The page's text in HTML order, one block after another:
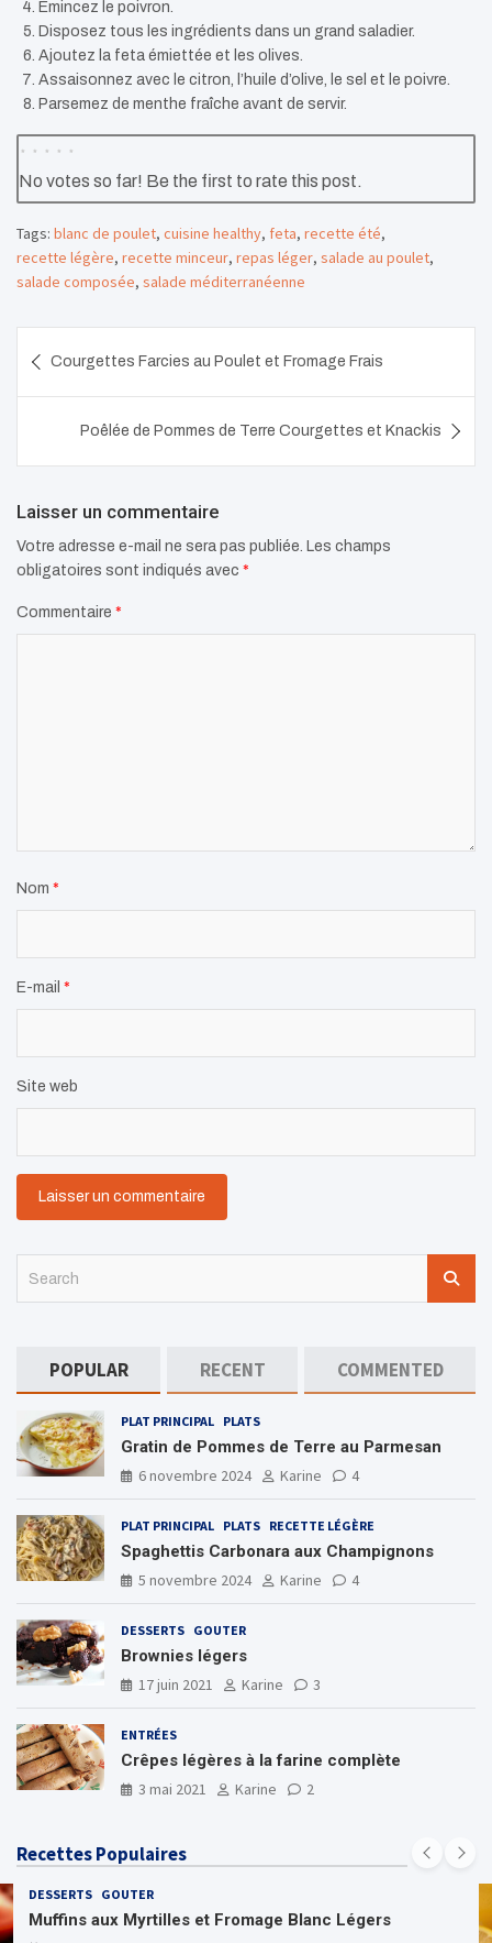
Émincez le poivron.
Disposez tous les ingrédients dans un grand saladier.
Ajoutez la feta émiettée et les olives.
Assaisonnez avec le citron, l’huile d’olive, le sel et le poivre.
Parsemez de menthe fraîche avant de servir.
No votes so far! Be the first to rate this post.
Tags: blanc de poulet, cuisine healthy, feta, recette été,
recette légère, recette minceur, repas léger, salade au poulet,
salade composée, salade méditerranéenne
de
Courgettes Farcies au Poulet et Fromage Frais
Poêlée de Pommes de Terre Courgettes et Knackis
Laisser un commentaire
Votre adresse e-mail ne sera pas publiée. Les champs
obligatoires sont indiqués avec *
Commentaire *
Nom *
E-mail *
Site web
POPULAR RECENT COMMENTED
PLAT PRINCIPAL PLATS
Gratin de Pommes de Terre au Parmesan
6 novembre 2024
Karine 4
PLAT PRINCIPAL PLATS RECETTE LÉGÈRE
Spaghettis Carbonara aux Champignons
5 novembre 2024
Karine 4
DESSERTS GOUTER
Brownies légers
17 juin 2021
Karine 3
ENTRÉES
Crêpes légères à la farine complète
3 mai 2021
Karine 2
Recettes Populaires
DESSERTS GOUTER
Muffins aux Myrtilles et Fromage Blanc Légers